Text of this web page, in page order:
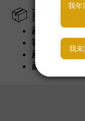
📦 商品資
產品名稱：享
容量：
15ml
產品形式：
產地：